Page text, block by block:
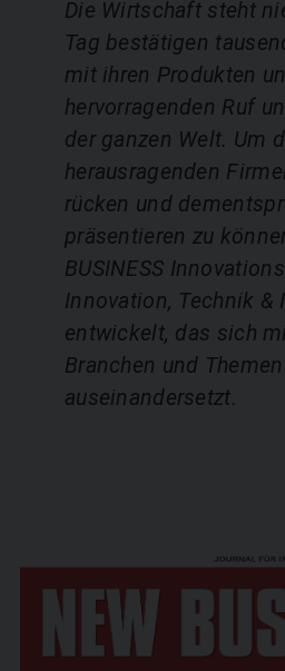
Die Wirtschaft steht
Tag bestätigen
mit ihren Produkten
hervorragenden Ruf
der ganzen Welt. Um
herausragenden
rücken und
präsentieren zu
BUSINESS
Innovation, Technik &
entwickelt, das sich
Branchen und
auseinandersetzt.